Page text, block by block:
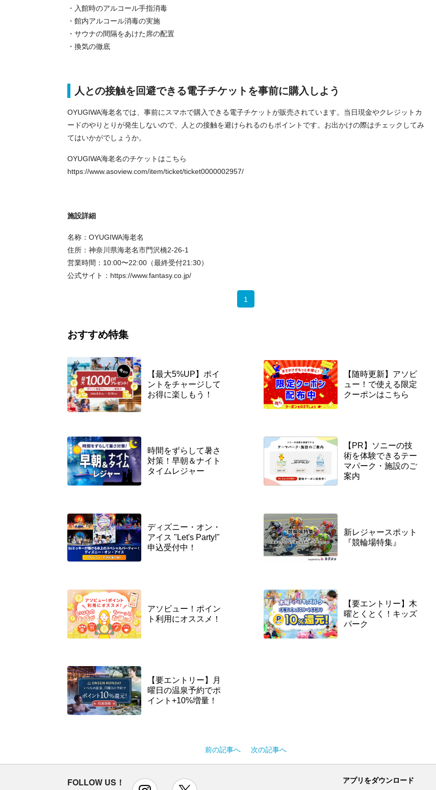
・入館時のアルコール手指消毒
・館内アルコール消毒の実施
・サウナの間隔をあけた席の配置
・換気の徹底
人との接触を回避できる電子チケットを事前に購入しよう
OYUGIWA海老名では、事前にスマホで購入できる電子チケットが販売されています。当日現金やクレジットカ
ードのやりとりが発生しないので、人との接触を避けられるのもポイントです。お出かけの際はチェックしてみ
てはいかがでしょうか。
OYUGIWA海老名のチケットはこちら
https://www.asoview.com/item/ticket/ticket0000002957/
施設詳細
名称：OYUGIWA海老名
住所：神奈川県海老名市門沢橋2-26-1
営業時間：10:00〜22:00（最終受付21:30）
公式サイト：https://www.fantasy.co.jp/
1
おすすめ特集
【最大5%UP】ポイ
ントをチャージして
お得に楽しもう！
【随時更新】アソビ
ュー！で使える限定
クーポンはこちら
時間をずらして暑さ
対策！早朝＆ナイト
タイムレジャー
【PR】ソニーの技
術を体験できるテー
マパーク・施設のご
案内
ディズニー・オン・
アイス "Let's Party!"
申込受付中！
新レジャースポット
『競輪場特集』
アソビュー！ポイン
ト利用にオススメ！
【要エントリー】木
曜とくとく！キッズ
パーク
【要エントリー】月
曜日の温泉予約でポ
イント+10%増量！
前の記事へ 次の記事へ
FOLLOW US！ instagram アプリをダウンロード